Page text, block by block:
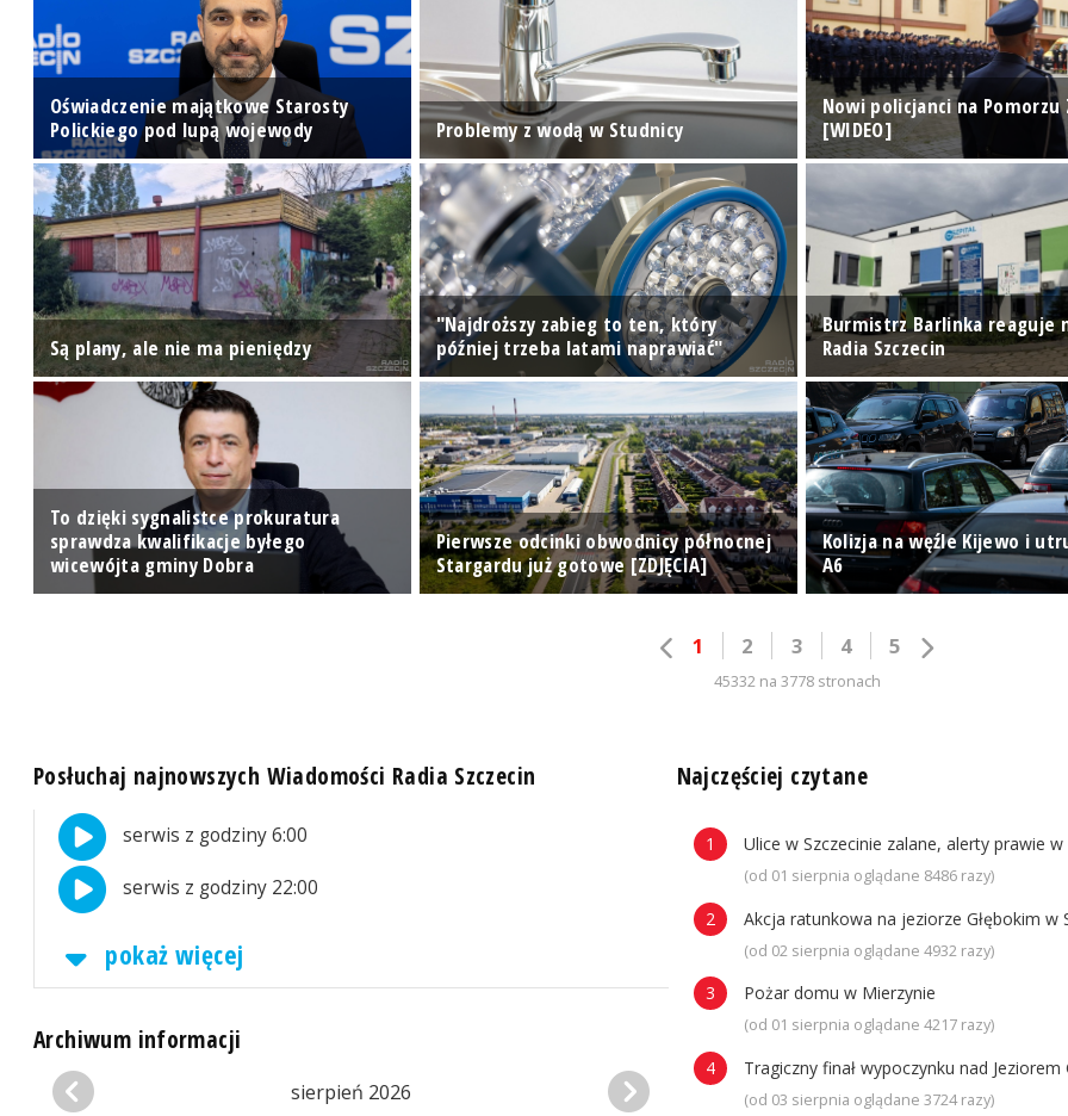
Oświadczenie majątkowe Starosty
Polickiego pod lupą wojewody
Problemy z wodą w Studnicy
Nowi policjanci na Pomorzu
[WIDEO]
Są plany, ale nie ma pieniędzy
"Najdroższy zabieg to ten, który
później trzeba latami naprawiać"
Burmistrz Barlinka reaguje
Radia Szczecin
To dzięki sygnalistce prokuratura
sprawdza kwalifikacje byłego
wicewójta gminy Dobra
Pierwsze odcinki obwodnicy północnej
Stargardu już gotowe [ZDJĘCIA]
Kolizja na węźle Kijewo i
A6
1 2 3 4 5
45332 na 3778 stronach
Posłuchaj najnowszych Wiadomości Radia Szczecin
serwis z godziny 6:00
serwis z godziny 22:00
pokaż więcej
Archiwum informacji
sierpień 2026
Najczęściej czytane
Ulice w Szczecinie zalane, alerty prawie w
(od 01 sierpnia oglądane 8486 razy)
Akcja ratunkowa na jeziorze Głębokim w
(od 02 sierpnia oglądane 4932 razy)
Pożar domu w Mierzynie
(od 01 sierpnia oglądane 4217 razy)
Tragiczny finał wypoczynku nad Jeziorem
(od 03 sierpnia oglądane 3724 razy)